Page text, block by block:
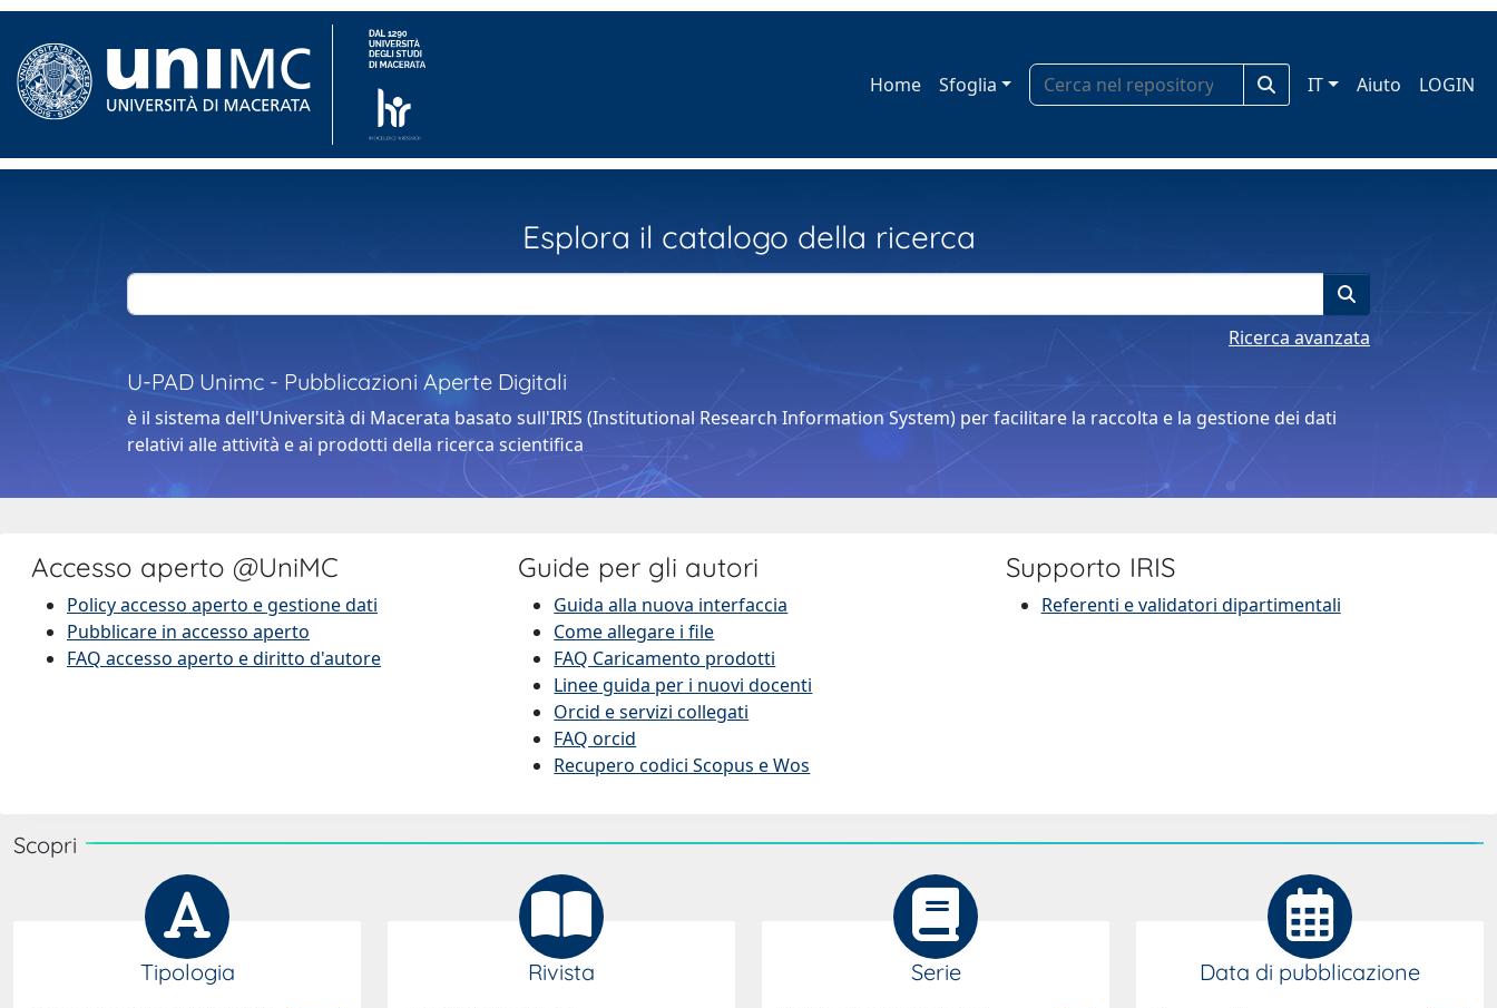
Home Sfoglia IT Aiuto LOGIN
Esplora il catalogo della ricerca
Ricerca avanzata
U-PAD Unimc - Pubblicazioni Aperte Digitali
è il sistema dell'Università di Macerata basato sull'IRIS (Institutional Research Information System) per facilitare la raccolta e la gestione dei dati
relativi alle attività e ai prodotti della ricerca scientifica
Accesso aperto @UniMC
Policy accesso aperto e gestione dati
Pubblicare in accesso aperto
FAQ accesso aperto e diritto d'autore
Guide per gli autori
Guida alla nuova interfaccia
Come allegare i file
FAQ Caricamento prodotti
Linee guida per i nuovi docenti
Orcid e servizi collegati
FAQ orcid
Recupero codici Scopus e Wos
Supporto IRIS
Referenti e validatori dipartimentali
Scopri
Tipologia Rivista Serie Data di pubblicazione